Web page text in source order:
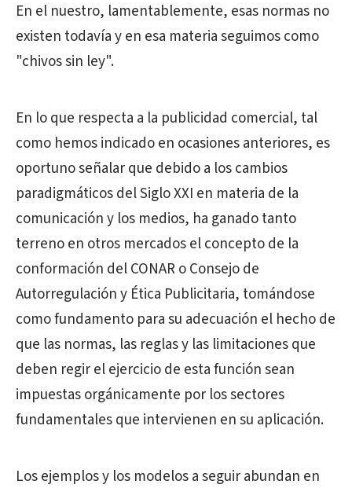
En el nuestro, lamentablemente, esas normas no
existen todavía y en esa materia seguimos como
"chivos sin ley".
En lo que respecta a la publicidad comercial, tal
como hemos indicado en ocasiones anteriores, es
oportuno señalar que debido a los cambios
paradigmáticos del Siglo XXI en materia de la
comunicación y los medios, ha ganado tanto
terreno en otros mercados el concepto de la
conformación del CONAR o Consejo de
Autorregulación y Ética Publicitaria, tomándose
como fundamento para su adecuación el hecho de
que las normas, las reglas y las limitaciones que
deben regir el ejercicio de esta función sean
impuestas orgánicamente por los sectores
fundamentales que intervienen en su aplicación.
Los ejemplos y los modelos a seguir abundan en